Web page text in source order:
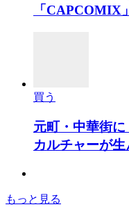
「CAPCOMIX」
買う
元町・中華街
カルチャーが
もっと見る